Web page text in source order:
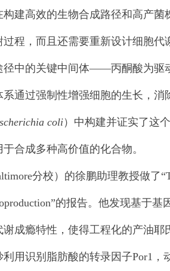
建高效的生物合成路径和高产
程，而且还需要重新设计细胞
径中的关键中间体——丙酮酸为驱
通过强制性增强细胞的生长，
coli）中构建并证实了这
合成多种高价值的化合物。
分校）的徐鹏助理教授做了
的报告。他发现基于
成瘾特性，使得工程化的产油
用识别脂肪酸的转录因子Por1，